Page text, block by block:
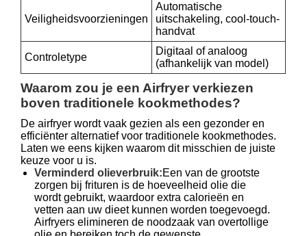
Veiligheidsvoorzieningen
Automatische
uitschakeling, cool-touch-
handvat
Controletype
Digitaal of analoog
(afhankelijk van model)
Waarom zou je een Airfryer verkiezen
boven traditionele kookmethodes?
De airfryer wordt vaak gezien als een gezonder en
efficiënter alternatief voor traditionele kookmethodes.
Laten we eens kijken waarom dit misschien de juiste
keuze voor u is.
Verminderd olieverbruik:Een van de grootste
zorgen bij frituren is de hoeveelheid olie die
wordt gebruikt, waardoor extra calorieën en
vetten aan uw dieet kunnen worden toegevoegd.
Airfryers elimineren de noodzaak van overtollige